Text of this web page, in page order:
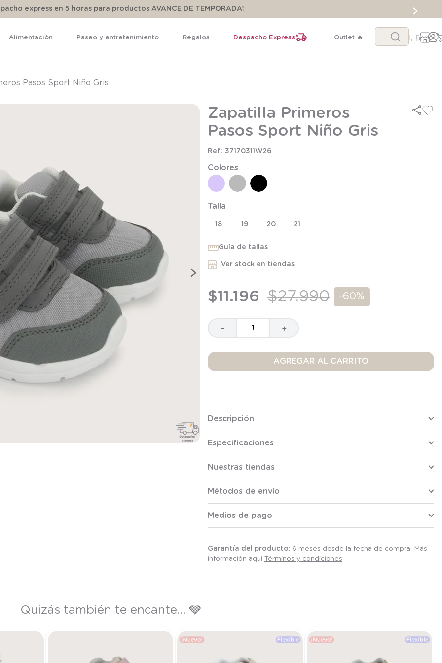
express en 5 horas para productos AVANCE DE TEMPORADA!
Alimentación Paseo y entretenimiento Regalos Despacho Express Outlet 🔥
Buscar...
Pasos Sport Niño Gris
Zapatilla Primeros
Pasos Sport Niño Gris
37170311W26
Colores
Talla
18 19 20 21
Guía de tallas
Ver stock en tiendas
$11.196 $27.990 -60%
＋
－
AGREGAR AL CARRITO
Descripción
Especificaciones
Nuestras tiendas
Métodos de envío
Medios de pago
Garantía del producto: 6 meses desde la fecha de compra. Más
información aquí Términos y condiciones
Quizás también te encante... 🩶
1
pijama
7
saco dormir
9.
saco
10. zapatillas niño